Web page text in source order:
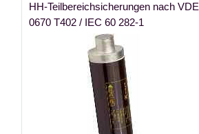
HH-Teilbereichsicherungen nach VDE
0670 T402 / IEC 60 282-1